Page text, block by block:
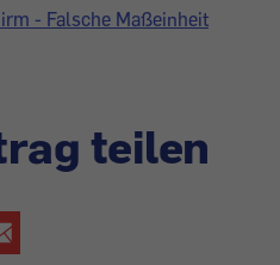
- Falsche Maßeinheit
teilen